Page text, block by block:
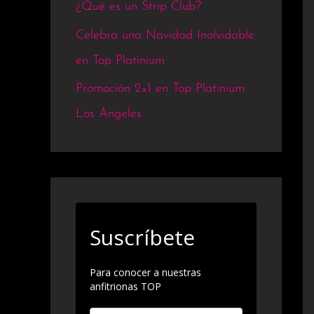
¿Qué es un Strip Club?
Celebra una Navidad Inolvidable
en Top Platinium
Promoción 2×1 en Top Platinium
Los Ángeles
Suscríbete
Para conocer a nuestras
anfitrionas TOP